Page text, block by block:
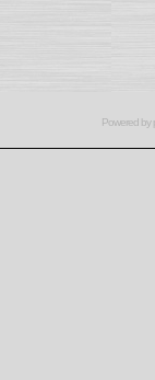
Powered by